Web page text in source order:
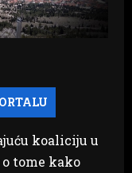
koaliciju u
tome kako